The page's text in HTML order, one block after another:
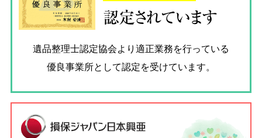
認定されています
遺品整理士認定協会より適正業務を行っている
優良事業所として認定を受けています。